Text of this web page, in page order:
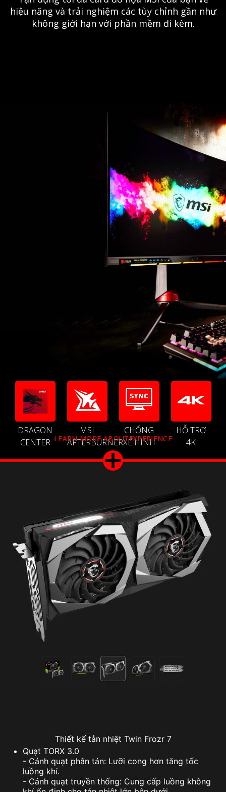
hiệu năng và trải nghiệm các tùy chỉnh gần như
không giới hạn với phần mềm đi kèm.
DRAGON
CENTER
MSI
AFTERBURNER
CHỐNG
XÉ HÌNH
HỖ TRỢ
4K
LEARN MORE ABOUTEXPERIENCE
Thiết kế tản nhiệt Twin Frozr 7
Quạt TORX 3.0
- Cánh quạt phân tán: Lưỡi cong hơn tăng tốc
luồng khí.
- Cánh quạt truyền thống: Cung cấp luồng không